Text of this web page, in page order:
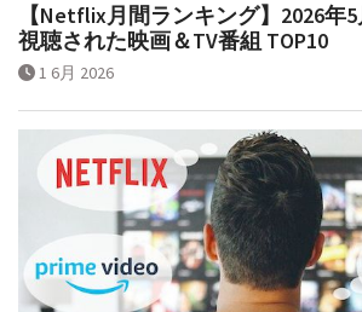
【Netflix月間ランキング】2026年
視聴された映画＆TV番組 TOP10
1 6月 2026